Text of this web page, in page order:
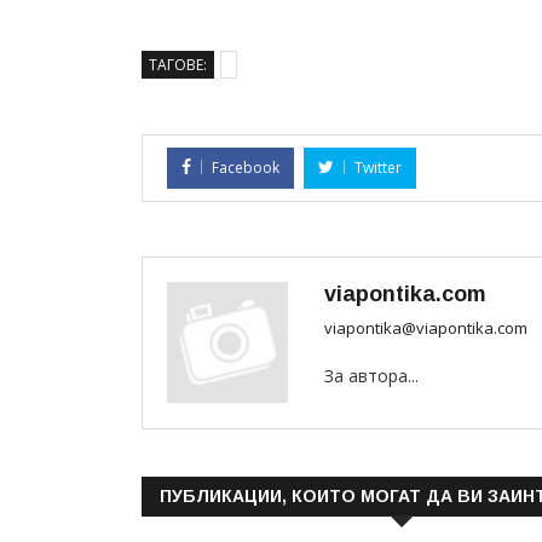
ТАГОВЕ:
Facebook Twitter
viapontika.com
viapontika@viapontika.com
За автора...
ПУБЛИКАЦИИ, КОИТО МОГАТ ДА ВИ